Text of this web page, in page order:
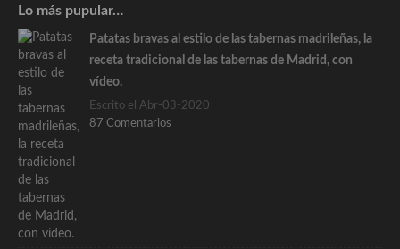
Lo más pupular…
Patatas bravas al estilo de las tabernas madrileñas, la
receta tradicional de las tabernas de Madrid, con
vídeo.
Escrito el Abr-03-2020
87 Comentarios